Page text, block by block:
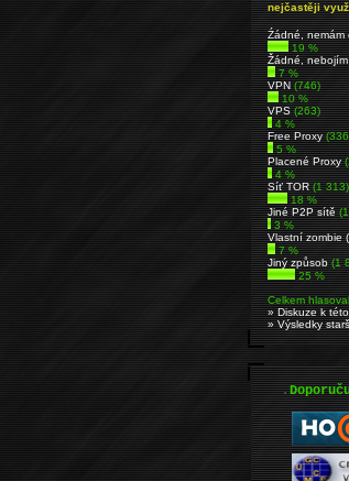
nejčastěji
Źádné, nemám
19 %
Žádné,
7 %
VPN(746)
10 %
VPS(263)
4 %
Free Proxy
5 %
Placené Proxy
4 %
Síť TOR(1 313)
18 %
Jiné P2P sítě
3 %
Vlastní zombie
7 %
Jiný způsob(1
25 %
Celkem
» Diskuze k
» Výsledky
.